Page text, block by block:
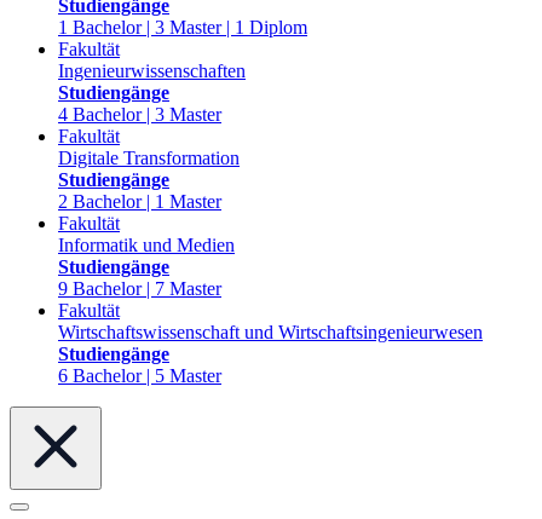
Studiengänge
1 Bachelor | 3 Master | 1 Diplom
Fakultät
Ingenieurwissenschaften
Studiengänge
4 Bachelor | 3 Master
Fakultät
Digitale Transformation
Studiengänge
2 Bachelor | 1 Master
Fakultät
Informatik und Medien
Studiengänge
9 Bachelor | 7 Master
Fakultät
Wirtschaftswissenschaft und Wirtschaftsingenieurwesen
Studiengänge
6 Bachelor | 5 Master